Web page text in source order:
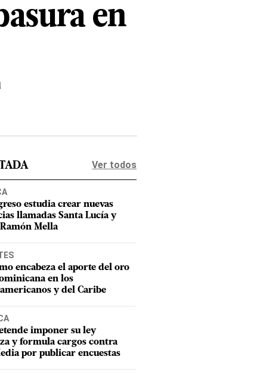
en
Ver todos
estudia crear nuevas
llamadas Santa Lucía y
Mella
encabeza el aporte del oro
en los
y del Caribe
imponer su ley
y formula cargos contra
por publicar encuestas